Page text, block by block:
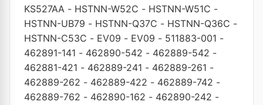
KS527AA - HSTNN-W52C - HSTNN-W51C -
HSTNN-UB79 - HSTNN-Q37C - HSTNN-Q36C -
HSTNN-C53C - EV09 - EV09 - 511883-001 -
462891-141 - 462890-542 - 462889-542 -
462881-421 - 462889-241 - 462889-261 -
462889-262 - 462889-422 - 462889-742 -
462889-762 - 462890-162 - 462890-242 -